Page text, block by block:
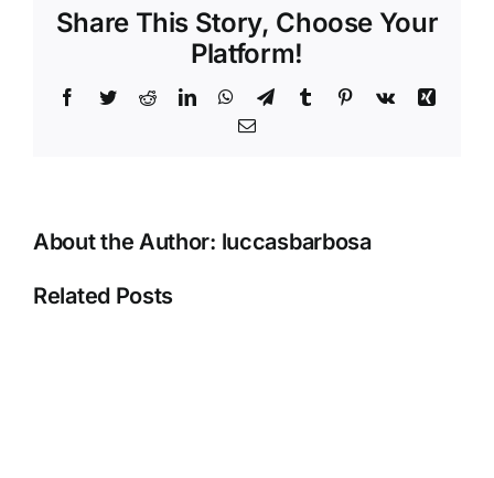
Beep
Slovakia
Share This Story, Choose Your
Platform!
Facebook
TwitterRedditLinkedInWhatsApp
TelegramTumblr Pinterest
Vk
Xing
Email
About the Author: luccasbarbosa
Related Posts